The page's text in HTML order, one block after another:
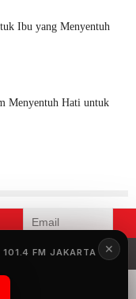
✕
101.4 FM JAKARTA
Ibu yang Menyentuh
Menyentuh Hati untuk
radio yang